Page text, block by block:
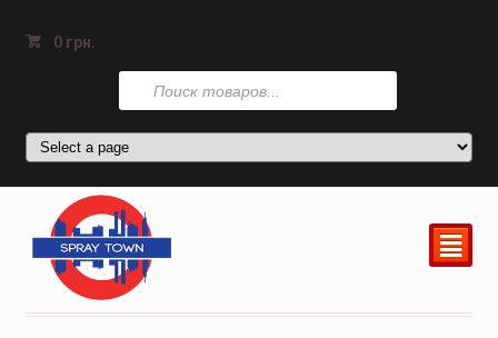
0 грн.
Поиск
товаров
²